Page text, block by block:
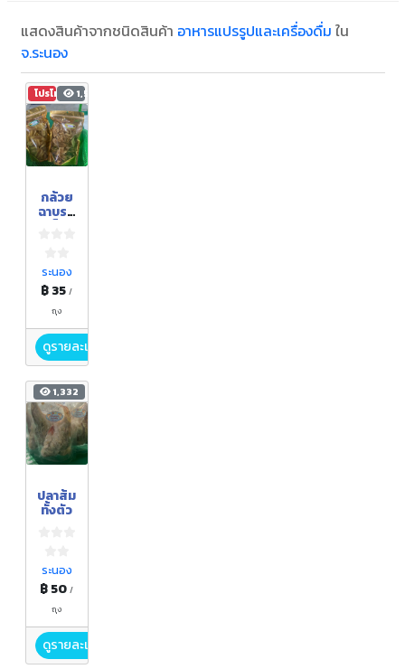
แสดงสินค้าจากชนิดสินค้า อาหารแปรรูปและเครื่องดื่ม ใน
จ.ระนอง
โปรโมชัน 1,511
กล้วย
ฉาบรส
ระนอง
฿ 35/
ถุง
ดูรายละเอียด
1,332
ปลาส้ม
ทั้งตัว
ระนอง
฿ 50/
ถุง
ดูรายละเอียด